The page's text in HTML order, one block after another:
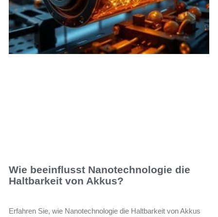
Wie beeinflusst Nanotechnologie die
Haltbarkeit von Akkus?
Erfahren Sie, wie Nanotechnologie die Haltbarkeit von Akkus